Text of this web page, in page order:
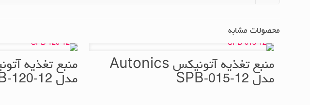
محصولات مشابه
منبع تغذیه آتونیکس Autonics
مدل SPB-015-12
مدل SPB-120-12